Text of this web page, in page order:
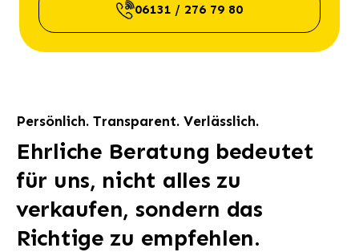
06131 / 276 79 80
Persönlich. Transparent. Verlässlich.
Ehrliche Beratung bedeutet
für uns, nicht alles zu
verkaufen, sondern das
Richtige zu empfehlen.